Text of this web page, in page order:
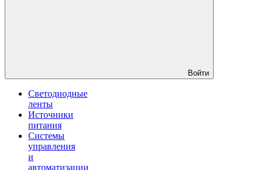
Войти
Светодиодные
ленты
Источники
питания
Системы
управления
и
автоматизации